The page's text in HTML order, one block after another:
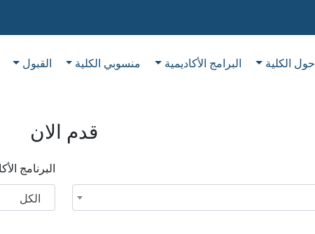
حول الكلية البرامج الأكاديمية منسوبي الكلية القبول
قدم الان
البرنامج
الكل